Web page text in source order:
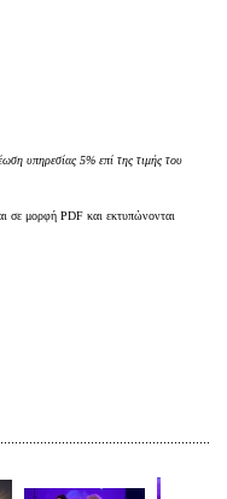
υπηρεσίας 5% επί της τιμής του
σε μορφή PDF και εκτυπώνονται